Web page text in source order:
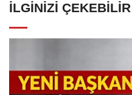
İLGINIZI ÇEKEBILIR